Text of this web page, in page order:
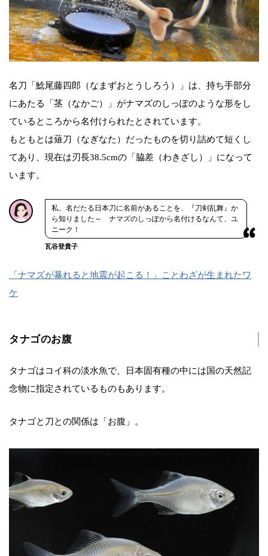
名刀「鯰尾藤四郎（なまずおとうしろう）」は、持ち手部分
にあたる「茎（なかご）」がナマズのしっぽのような形をし
ているところから名付けられたとされています。
もともとは薙刀（なぎなた）だったものを切り詰めて短くし
てあり、現在は刃長38.5cmの「脇差（わきざし）」になって
います。
私、名だたる日本刀に名前があることを、『刀剣乱舞』か
ら知りました～ ナマズのしっぽから名付けるなんて、ユ
ニーク！
瓦谷登貴子
「ナマズが暴れると地震が起こる！」ことわざが生まれたワ
ケ
タナゴのお腹
タナゴはコイ科の淡水魚で、日本固有種の中には国の天然記
念物に指定されているものもあります。
タナゴと刀との関係は「お腹」。